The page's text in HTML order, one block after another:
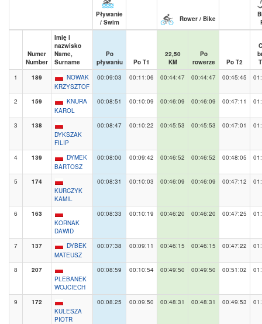
Pływanie
/ Swim
Rower / Bike
Numer
Number
Imię i
nazwisko
Name,
Surname
Po
pływaniu
Po T1
22,50
KM
Po
rowerze
Po T2
1
189
NOWAK
KRZYSZTOF
00:09:03 00:11:06 00:44:47 00:44:47 00:45:45
2 159
KNURA
KAROL
00:08:51 00:10:09 00:46:09 00:46:09 00:47:11
3
138
DYKSZAK
FILIP
00:08:47 00:10:22 00:45:53 00:45:53 00:47:01
4 139
DYMEK
BARTOSZ
00:08:00 00:09:42 00:46:52 00:46:52 00:48:05
5
174
KURCZYK
KAMIL
00:08:31 00:10:03 00:46:09 00:46:09 00:47:12
6
163
KORNAK
DAWID
00:08:33 00:10:19 00:46:20 00:46:20 00:47:25
7 137
DYBEK
MATEUSZ
00:07:38 00:09:11 00:46:15 00:46:15 00:47:22
8
207
PLEBANEK
WOJCIECH
00:08:59 00:10:54 00:49:50 00:49:50 00:51:02
9
172
KULESZA
PIOTR
00:08:25 00:09:50 00:48:31 00:48:31 00:49:53